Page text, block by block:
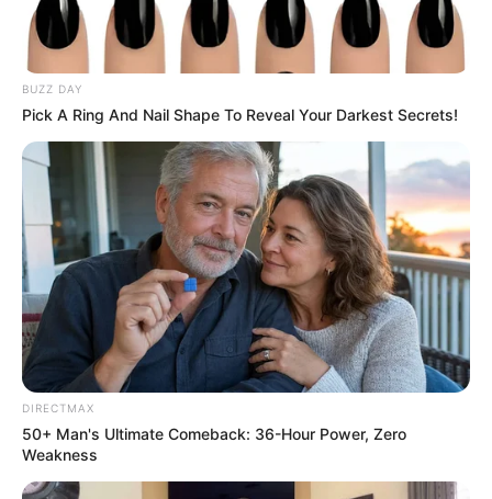
Why this ordinary drink is the secret to feeling
your best every day
CTA LOVE
BUZZ DAY
Pick A Ring And Nail Shape To Reveal Your Darkest Secrets!
DIRECTMAX
50+ Man's Ultimate Comeback: 36-Hour Power, Zero
Weakness